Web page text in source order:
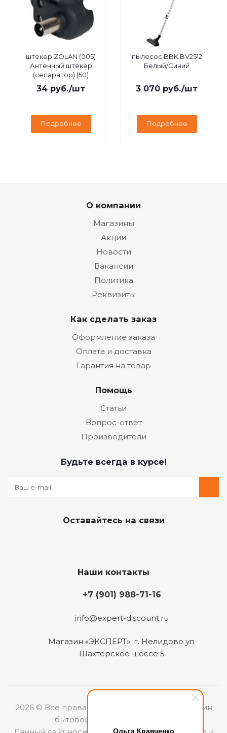
Ольга Кравченко
штекер ZOLAN (005)
Антенный штекер
(сепаратор) (50)
34 руб./шт
Подробнее
пылесос BBK BV2512
Белый/Синий
3 070 руб./шт
Подробнее
О компании
Магазины
Акции
Новости
Вакансии
Политика
Реквизиты
Как сделать заказ
Оформление заказа
Оплата и доставка
Гарантия на товар
Помощь
Статьи
Вопрос-ответ
Производители
Будьте всегда в курсе!
Оставайтесь на связи
Наши контакты
+7 (901) 988-71-16
info@expert-discount.ru
Магазин «ЭКСПЕРТ»: г. Нелидово ул.
Шахтёрское шоссе 5
2026 © Все права защищены. Интернет-магазин
бытовой техники «ЭКСПЕРТ».